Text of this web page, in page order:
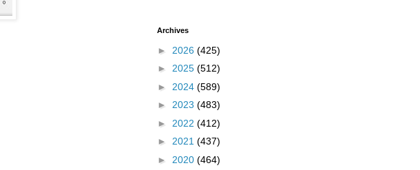
Archives
► 2026 (425)
► 2025 (512)
► 2024 (589)
► 2023 (483)
► 2022 (412)
► 2021 (437)
► 2020 (464)